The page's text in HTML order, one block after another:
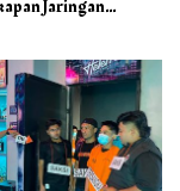
Jaringan